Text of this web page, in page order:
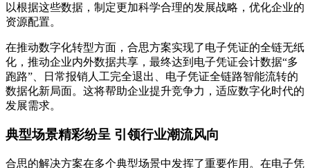
以根据这些数据，制定更加科学合理的发展战略，优化企业的
资源配置。
在推动数字化转型方面，合思方案实现了电子凭证的全链无纸
化，推动企业内外数据共享，最终达到电子凭证会计数据“多
跑路”、日常报销人工完全退出、电子凭证全链路智能流转的
数据化新局面。这将帮助企业提升竞争力，适应数字化时代的
发展需求。
典型场景精彩纷呈 引领行业潮流风向
合思的解决方案在多个典型场景中发挥了重要作用。在电子凭